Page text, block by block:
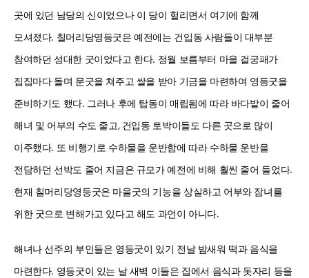
곳에 있던 남당의 신이었으나 이 당이 헐리면서 여기에 함께
모셔졌다. 칠머리당영등굿은 예전에는 건입동 사람들이 대부분
참여하던 성대한 굿이었다고 한다. 정월 보름부터 마을 걸궁패가
집집마다 돌며 문굿을 쳐주고 쌀을 받아 기금을 마련하여 영등굿을
준비하기도 했다. 그러나 후에 탑동이 매립됨에 따라 바다밭이 줄어
해녀 및 어부의 수도 줄고, 건입동 토박이들도 다른 곳으로 많이
이주했다. 또 비행기로 수하물을 운반함에 따라 수하물 운반을
전담하던 선박도 줄어 지금은 규모가 예전에 비해 훨씬 줄어 들었다.
현재 칠머리당영등굿은 마을굿의 기능을 상실하고 어부와 잠녀를
위한 굿으로 변해가고 있다고 해도 과언이 아니다.
해녀나 선주의 부인들은 영등굿이 있기 전날 밤새워 떡과 음식을
마련한다. 영등굿이 있는 날 새벽 이들은 집에서 음식과 돗자리 등을